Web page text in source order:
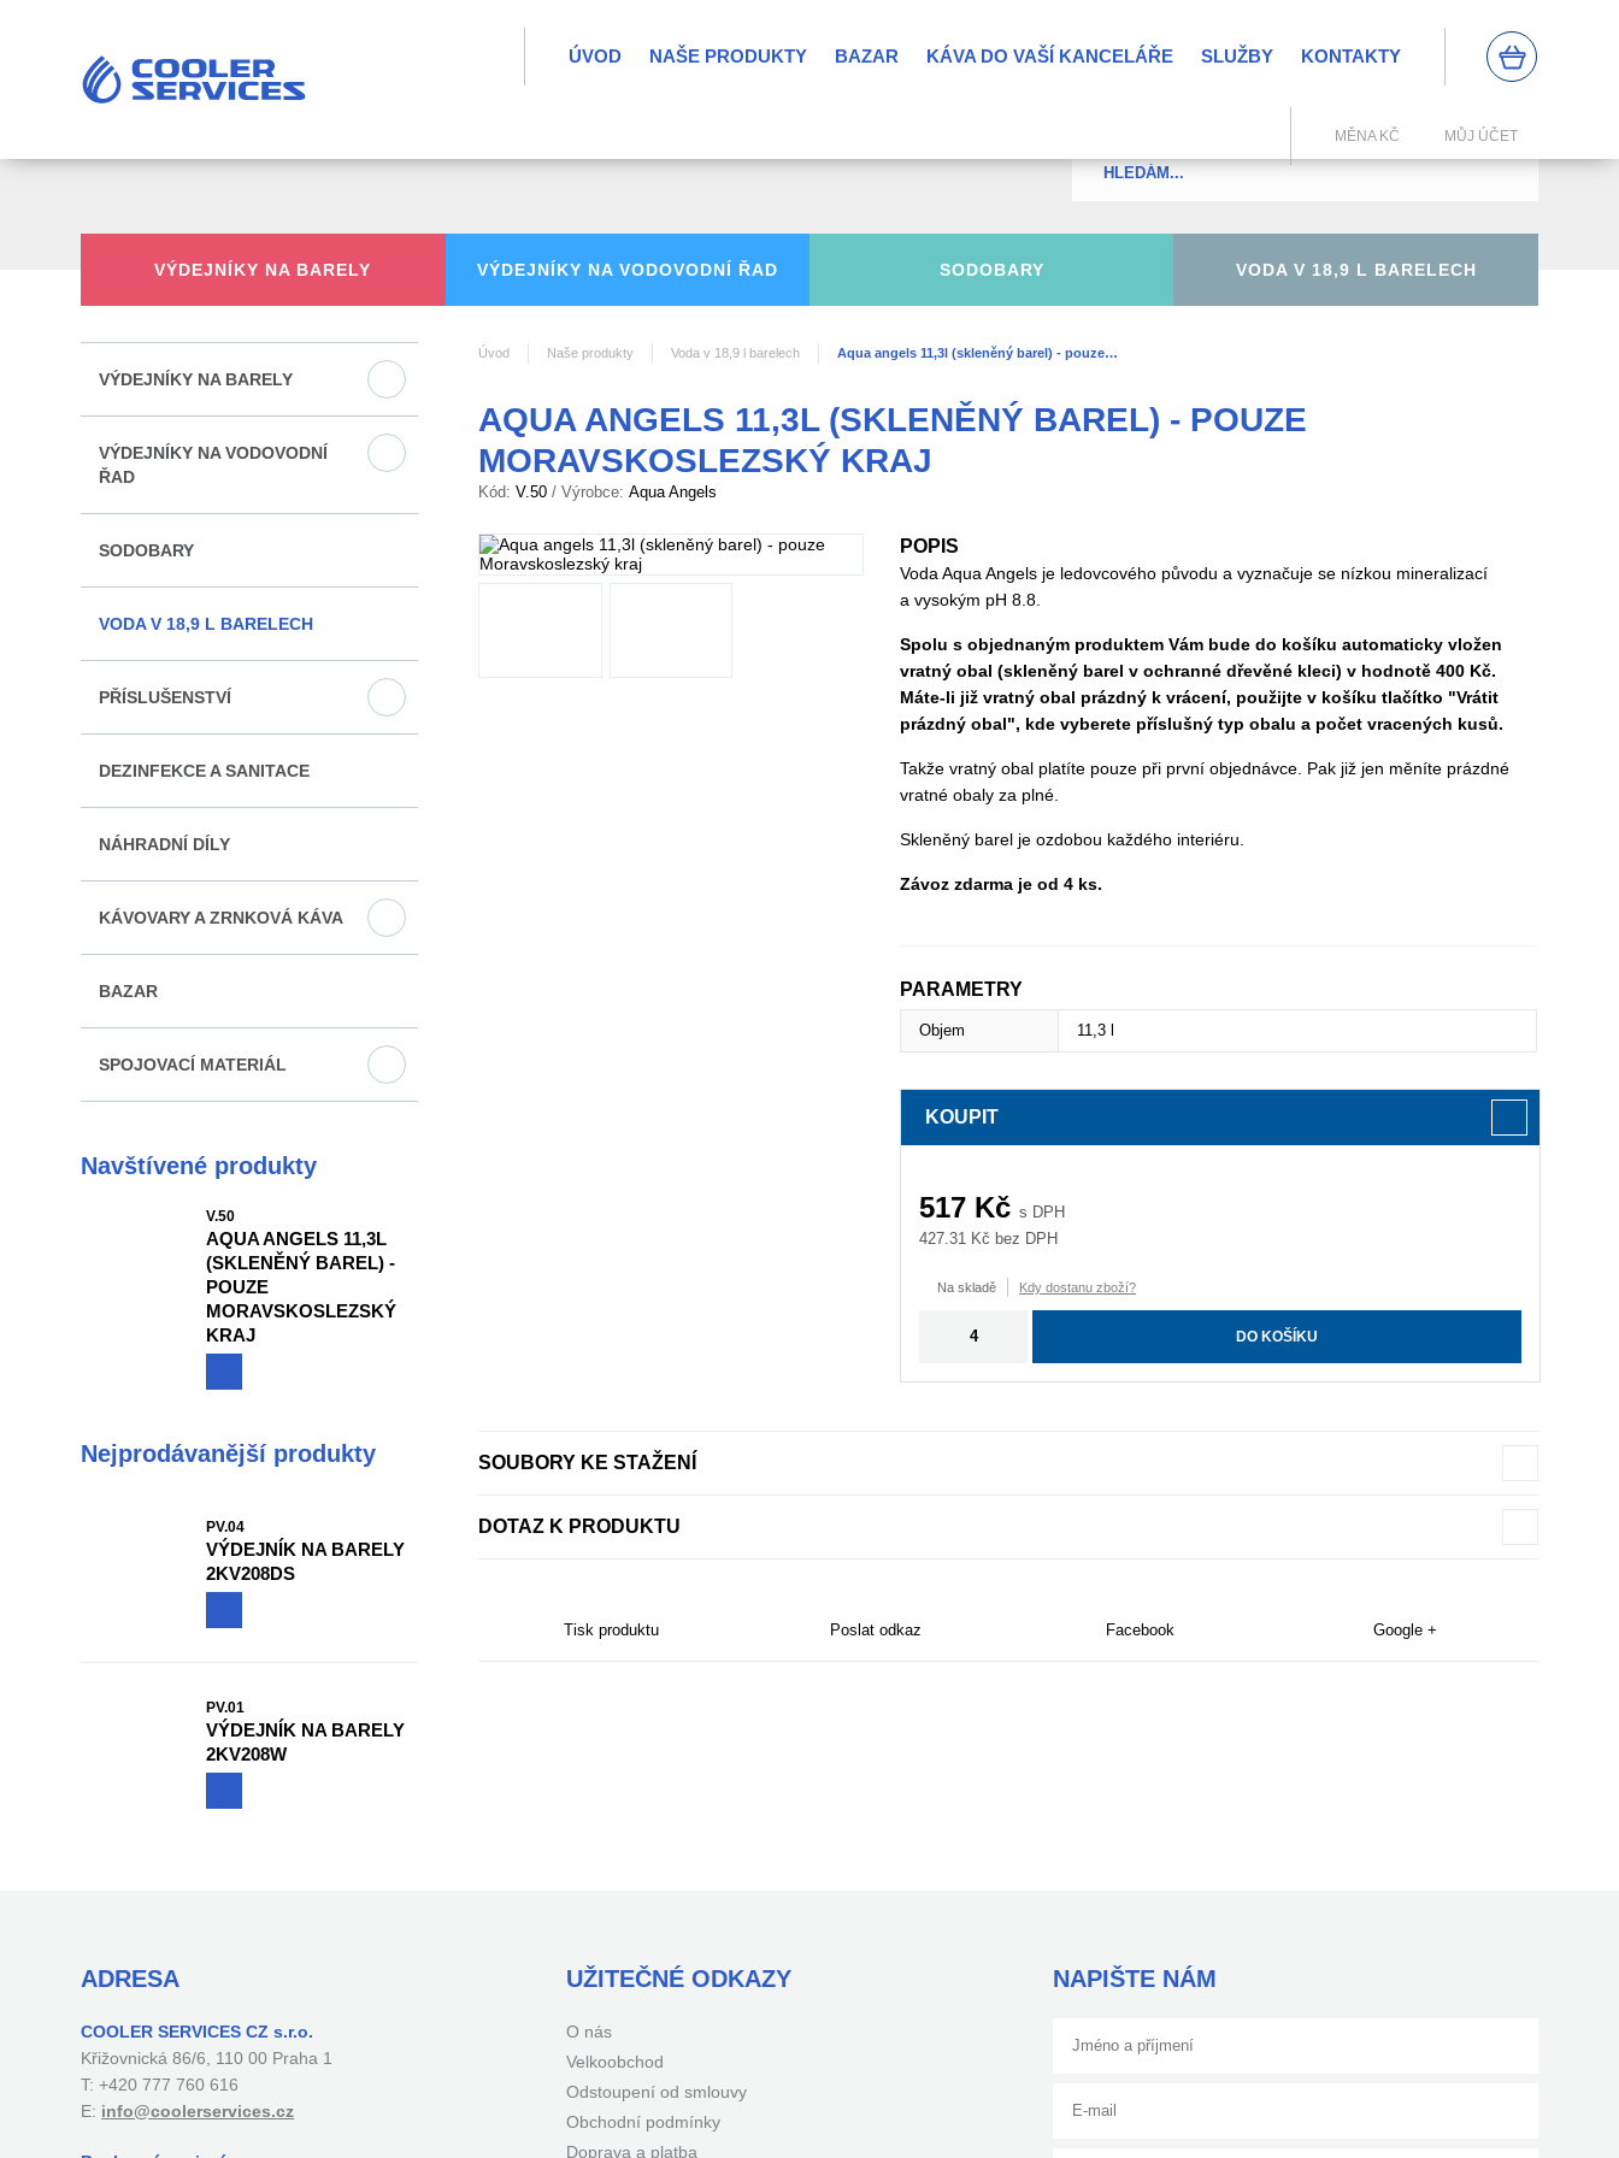
ÚVOD NAŠE PRODUKTY BAZAR KÁVA DO VAŠÍ KANCELÁŘE SLUŽBY KONTAKTY
MĚNA KČ MŮJ ÚČET
VÝDEJNÍKY NA BARELY VÝDEJNÍKY NAVODOVODNÍ ŘAD SODOBARY VODA V 18,9 L BARELECH
VÝDEJNÍKY NA BARELY
VÝDEJNÍKY NA VODOVODNÍ
ŘAD
SODOBARY
VODA V 18,9 L BARELECH
PŘÍSLUŠENSTVÍ
DEZINFEKCE A SANITACE
NÁHRADNÍ DÍLY
KÁVOVARY A ZRNKOVÁ KÁVA
BAZAR
SPOJOVACÍ MATERIÁL
Navštívené produkty
V.50
AQUA ANGELS 11,3L
(SKLENĚNÝ BAREL) -
POUZE
MORAVSKOSLEZSKÝ
KRAJ
Nejprodávanější produkty
PV.04
VÝDEJNÍK NA BARELY
2KV208DS
PV.01
VÝDEJNÍK NA BARELY
2KV208W
Úvod Naše produkty Voda v 18,9 l barelech Aqua angels 11,3l (skleněný barel) - pouze…
AQUA ANGELS 11,3L (SKLENĚNÝ BAREL) - POUZE
MORAVSKOSLEZSKÝ KRAJ
Kód:V.50 / Výrobce:Aqua Angels
POPIS
Voda Aqua Angels je ledovcového původu a vyznačuje se nízkou mineralizací
a vysokým pH 8.8.
Spolu s objednaným produktem Vám bude do košíku automaticky vložen
vratný obal (skleněný barel v ochranné dřevěné kleci) v hodnotě 400 Kč.
Máte-li již vratný obal prázdný k vrácení, použijte v košíku tlačítko "Vrátit
prázdný obal", kde vyberete příslušný typ obalu a počet vracených kusů.
Takže vratný obal platíte pouze při první objednávce. Pak již jen měníte prázdné
vratné obaly za plné.
Skleněný barel je ozdobou každého interiéru.
Závoz zdarma je od 4 ks.
PARAMETRY
Objem 11,3 l
KOUPIT
517 Kčs DPH
427.31 Kč bez DPH
Na skladě Kdy dostanu zboží?
DO KOŠÍKU
SOUBORY KE STAŽENÍ
DOTAZ K PRODUKTU
Tisk produktu Poslat odkaz Facebook Google +
ADRESA
COOLER SERVICES CZ s.r.o.
Křižovnická 86/6, 110 00 Praha 1
T: +420 777 760 616
E: info@coolerservices.cz
UŽITEČNÉ ODKAZY
O nás
Velkoobchod
Odstoupení od smlouvy
Obchodní podmínky
Doprava a platba
NAPIŠTE NÁM